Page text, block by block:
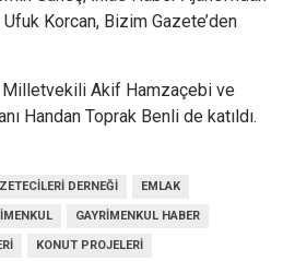
Ufuk Korcan, Bizim Gazete’den
Milletvekili Akif Hamzaçebi ve
Handan Toprak Benli de katıldı.
DERNEĞI EMLAK
GAYRIMENKUL HABER
KONUT PROJELERI